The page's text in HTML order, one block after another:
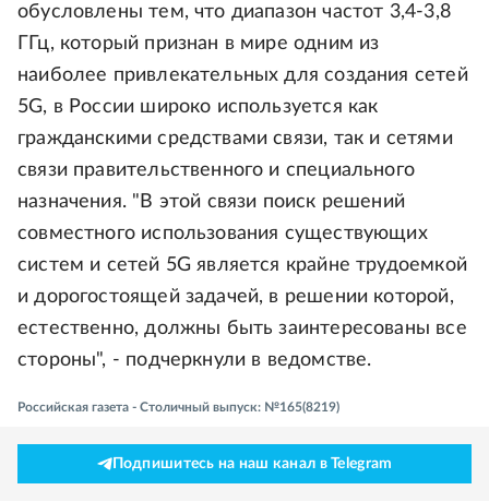
обусловлены тем, что диапазон частот 3,4-3,8
ГГц, который признан в мире одним из
наиболее привлекательных для создания сетей
5G, в России широко используется как
гражданскими средствами связи, так и сетями
связи правительственного и специального
назначения. "В этой связи поиск решений
совместного использования существующих
систем и сетей 5G является крайне трудоемкой
и дорогостоящей задачей, в решении которой,
естественно, должны быть заинтересованы все
стороны", - подчеркнули в ведомстве.
Российская газета - Столичный выпуск: №165(8219)
Подпишитесь на наш канал в Telegram